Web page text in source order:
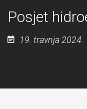
Posjet
19. travnja 2024.